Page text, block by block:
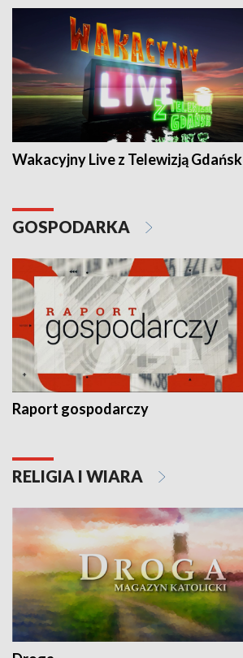
Wakacyjny Live z Telewizją Gdańsk
GOSPODARKA
Raport gospodarczy
RELIGIA I WIARA